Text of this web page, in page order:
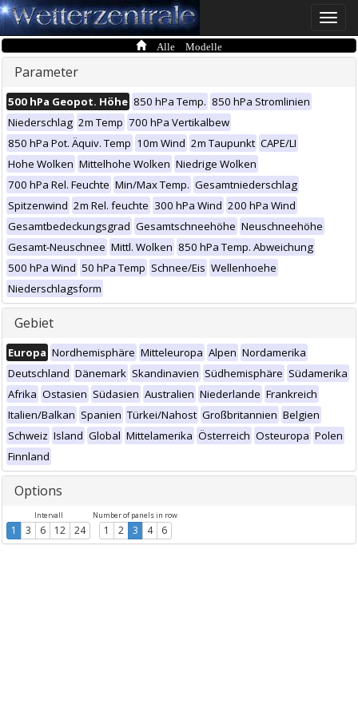
Toggle
Alle Modelle
Parameter
500 hPa Geopot. Höhe 850 hPa Temp. 850 hPa Stromlinien
Niederschlag 2m Temp 700 hPa Vertikalbew
850 hPa Pot. Äquiv. Temp 10m Wind 2m Taupunkt CAPE/LI
Hohe Wolken Mittelhohe Wolken Niedrige Wolken
700 hPa Rel. Feuchte Min/Max Temp. Gesamtniederschlag
Spitzenwind 2m Rel. feuchte 300 hPa Wind 200 hPa Wind
Gesamtbedeckungsgrad Gesamtschneehöhe Neuschneehöhe
Gesamt-Neuschnee Mittl. Wolken 850 hPa Temp. Abweichung
500 hPa Wind 50 hPa Temp Schnee/Eis Wellenhoehe
Niederschlagsform
Gebiet
Europa Nordhemisphäre Mitteleuropa Alpen Nordamerika
Deutschland Dänemark Skandinavien Südhemisphäre Südamerika
Afrika Ostasien Südasien Australien Niederlande Frankreich
Italien/Balkan Spanien Türkei/Nahost Großbritannien Belgien
Schweiz Island Global Mittelamerika Österreich Osteuropa Polen
Finnland
Options
Intervall
1 3 6 12 24
Number of panels in row
1 2 3 4 6